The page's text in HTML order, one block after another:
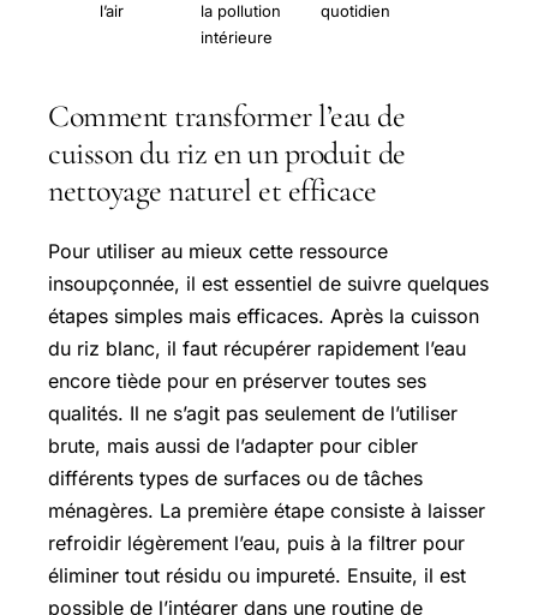
l’air
la pollution
intérieure
quotidien
Comment transformer l’eau de
cuisson du riz en un produit de
nettoyage naturel et efficace
Pour utiliser au mieux cette ressource
insoupçonnée, il est essentiel de suivre quelques
étapes simples mais efficaces. Après la cuisson
du riz blanc, il faut récupérer rapidement l’eau
encore tiède pour en préserver toutes ses
qualités. Il ne s’agit pas seulement de l’utiliser
brute, mais aussi de l’adapter pour cibler
différents types de surfaces ou de tâches
ménagères. La première étape consiste à laisser
refroidir légèrement l’eau, puis à la filtrer pour
éliminer tout résidu ou impureté. Ensuite, il est
possible de l’intégrer dans une routine de